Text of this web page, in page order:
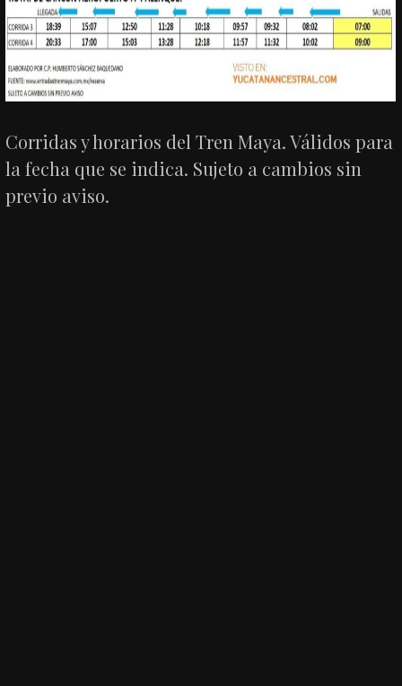
Corridas y horarios del Tren Maya. Válidos para
la fecha que se indica. Sujeto a cambios sin
previo aviso.